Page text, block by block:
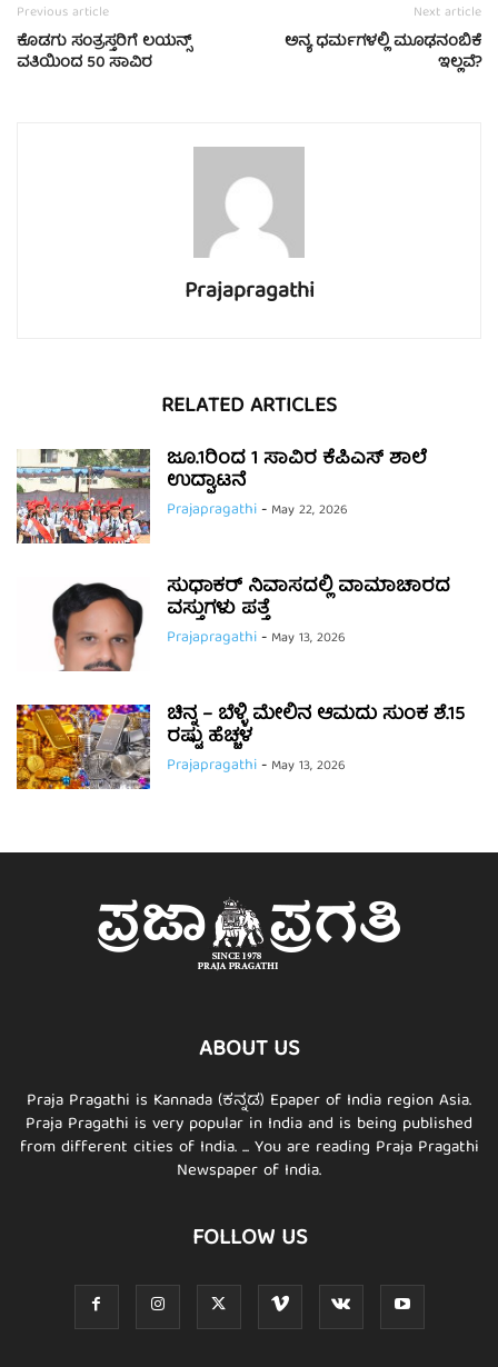
Previous article
ಕೊಡಗು ಸಂತ್ರಸ್ತರಿಗೆ ಲಯನ್ಸ್
ವತಿಯಿಂದ 50 ಸಾವಿರ
Next article
ಅನ್ಯ ಧರ್ಮಗಳಲ್ಲಿ ಮೂಢನಂಬಿಕೆ
ಇಲ್ಲವೆ?
Prajapragathi
RELATED ARTICLES
ಜೂ.1ರಿಂದ 1 ಸಾವಿರ ಕೆಪಿಎಸ್ ಶಾಲೆ
ಉದ್ಘಾಟನೆ
Prajapragathi- May 22, 2026
ಸುಧಾಕರ್ ನಿವಾಸದಲ್ಲಿ ವಾಮಾಚಾರದ
ವಸ್ತುಗಳು ಪತ್ತೆ
Prajapragathi- May 13, 2026
ಚಿನ್ನ – ಬೆಳ್ಳಿ ಮೇಲಿನ ಆಮದು ಸುಂಕ ಶೆ.15
ರಷ್ಟು ಹೆಚ್ಚಳ
Prajapragathi- May 13, 2026
ABOUT US
Praja Pragathi is Kannada (ಕನ್ನಡ) Epaper of India region Asia.
Praja Pragathi is very popular in India and is being published
from different cities of India. ... You are reading Praja Pragathi
Newspaper of India.
FOLLOW US